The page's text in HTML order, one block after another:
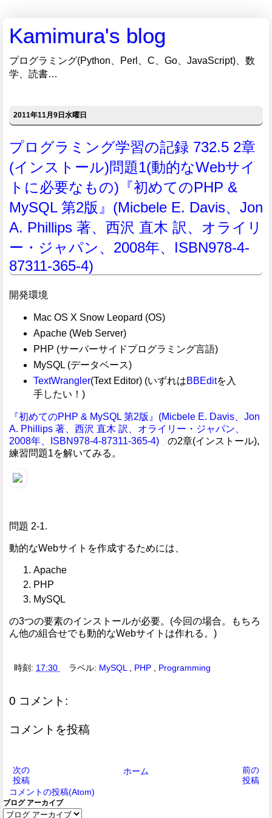
Kamimura's blog
プログラミング(Python、Perl、C、Go、JavaScript)、数
学、読書…
2011年11月9日水曜日
プログラミング学習の記録 732.5 2章
(インストール)問題1(動的なWebサイ
トに必要なもの)『初めてのPHP &
MySQL 第2版』(Micbele E. Davis、Jon
A. Phillips 著、西沢 直木 訳、オライリ
ー・ジャパン、2008年、ISBN978-4-
87311-365-4)
開発環境
Mac OS X Snow Leopard (OS)
Apache (Web Server)
PHP (サーバーサイドプログラミング言語)
MySQL (データベース)
TextWrangler(Text Editor) (いずれはBBEditを入
手したい！)
『初めてのPHP & MySQL 第2版』(Micbele E. Davis、Jon
A. Phillips 著、西沢 直木 訳、オライリー・ジャパン、
2008年、ISBN978-4-87311-365-4)
の2章(インストール),
練習問題1を解いてみる。
問題 2-1.
動的なWebサイトを作成するためには、
Apache
PHP
MySQL
の3つの要素のインストールが必要。(今回の場合。もちろ
ん他の組合せでも動的なWebサイトは作れる。)
時刻: 17:30 ラベル: MySQL PHP Programming
0 コメント:
コメントを投稿
次の
投稿
前の
投稿
ホーム
コメントの投稿(Atom)
ブログ アーカイブ